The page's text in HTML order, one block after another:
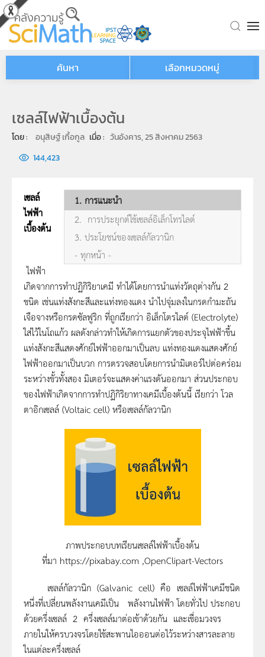
Skip to main content
ค้นหา เลือกหมวดหมู่
เซลล์ไฟฟ้าเบื้องต้น
โดย : อนุสิษฐ์ เกื้อกูล เมื่อ : วันอังคาร, 25 สิงหาคม 2563
144,423
1. การแนะนำ
2. การประยุกต์ใช้เซลล์อิเล็กโทรไลต์
3. ประโยชน์ของเซลล์กัลวานิก
- ทุกหน้า -
เซลล์
ไฟฟ้า
เบื้องต้น
ไฟฟ้า
เกิดจากการทำปฏิกิริยาเคมี ทำได้โดยการนำแท่งวัตถุต่างกัน 2
ชนิด เช่นแท่งสังกะสีและแท่งทองแดง นำไปจุ่มลงในกรดกำมะถัน
เจือจางหรือกรดซัลฟูริก ที่ถูกเรียกว่า อิเล็กโตรไลต์ (Electrolyte)
ใส่ไว้ในโถแก้ว ผลดังกล่าวทำให้เกิดการแยกตัวของประจุไฟฟ้าขึ้น
แท่งสังกะสีแสดงศักย์ไฟฟ้าออกมาเป็นลบ แท่งทองแดงแสดงศักย์
ไฟฟ้าออกมาเป็นบวก การตรวจสอบโดยการนำมิเตอร์ไปต่อคร่อม
ระหว่างขั้วทั้งสอง มิเตอร์จะแสดงค่าแรงดันออกมา ส่วนประกอบ
ของไฟฟ้าเกิดจากการทำปฏิกิริยาทางเคมีเบื้องต้นนี้ เรียกว่า โวล
ตาอิกเซลล์ (Voltaic cell) หรือเซลล์กัลวานิก
ภาพประกอบบทเรียนเซลล์ไฟฟ้าเบื้องต้น
ที่มา https://pixabay.com ,OpenClipart-Vectors
เซลล์กัลวานิก (Galvanic cell) คือ เซลล์ไฟฟ้าเคมีชนิด
หนึ่งที่เปลี่ยนพลังงานเคมีเป็น พลังงานไฟฟ้า โดยทั่วไป ประกอบ
ด้วยครึ่งเซลล์ 2 ครึ่งเซลล์มาต่อเข้าด้วยกัน และเชื่อมวงจร
ภายในให้ครบวงจรโดยใช้สะพานไอออนต่อไว้ระหว่างสารละลาย
ในแต่ละครึ่งเซลล์